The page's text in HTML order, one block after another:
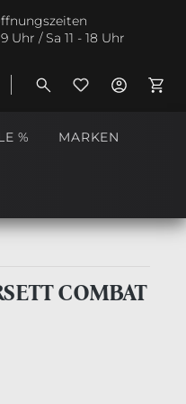
Uhr / Sa 11 - 18 Uhr
% MARKEN
COMBAT